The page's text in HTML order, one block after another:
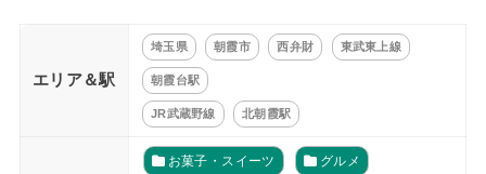
エリア＆駅
埼玉県 朝霞市 西弁財 東武東上線
朝霞台駅
JR武蔵野線 北朝霞駅
お菓子・スイーツ グルメ